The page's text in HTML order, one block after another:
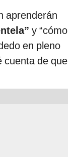
aprenderán
y “cómo
en pleno
cuenta de que